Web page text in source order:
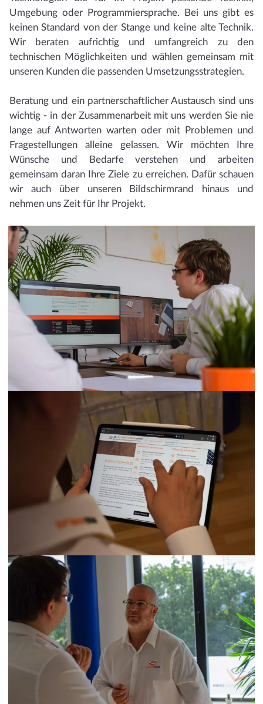
Umgebung oder Programmiersprache. Bei uns gibt es
keinen Standard von der Stange und keine alte Technik.
Wir beraten aufrichtig und umfangreich zu den
technischen Möglichkeiten und wählen gemeinsam mit
unseren Kunden die passenden Umsetzungsstrategien.
Beratung und ein partnerschaftlicher Austausch sind uns
wichtig - in der Zusammenarbeit mit uns werden Sie nie
lange auf Antworten warten oder mit Problemen und
Fragestellungen alleine gelassen. Wir möchten Ihre
Wünsche und Bedarfe verstehen und arbeiten
gemeinsam daran Ihre Ziele zu erreichen. Dafür schauen
wir auch über unseren Bildschirmrand hinaus und
nehmen uns Zeit für Ihr Projekt.